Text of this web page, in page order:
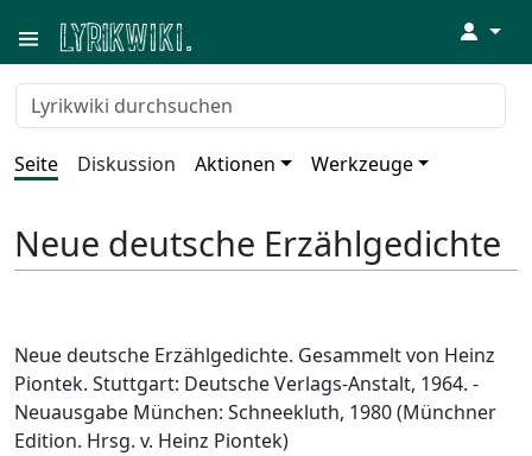
↓
Seite Diskussion Aktionen Werkzeuge
Neue deutsche Erzählgedichte
Neue deutsche Erzählgedichte. Gesammelt von Heinz
Piontek. Stuttgart: Deutsche Verlags-Anstalt, 1964. -
Neuausgabe München: Schneekluth, 1980 (Münchner
Edition. Hrsg. v. Heinz Piontek)